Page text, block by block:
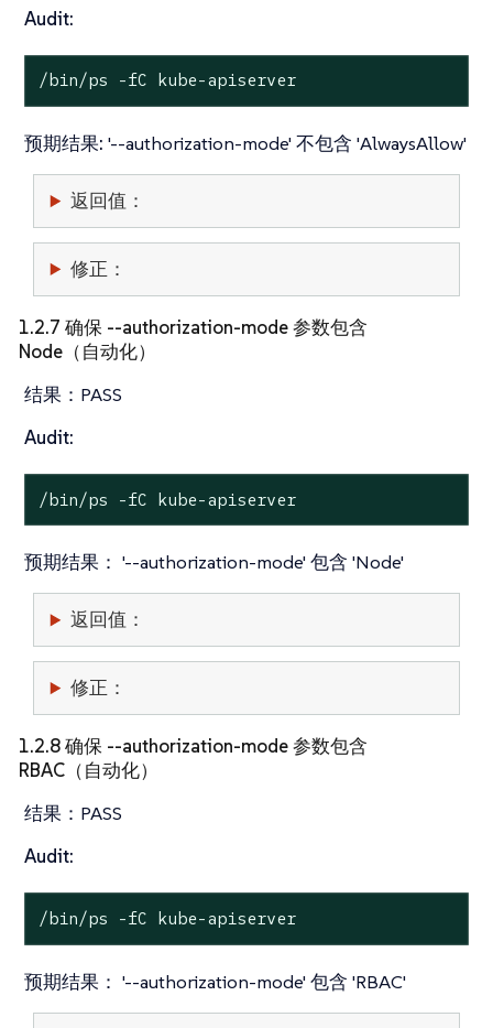
Audit:
/bin/ps -fC kube-apiserver
预期结果: '--authorization-mode' 不包含 'AlwaysAllow'
返回值：
修正：
1.2.7 确保 --authorization-mode 参数包含
Node（自动化）
结果： PASS
Audit:
/bin/ps -fC kube-apiserver
预期结果： '--authorization-mode' 包含 'Node'
返回值：
修正：
1.2.8 确保 --authorization-mode 参数包含
RBAC（自动化）
结果： PASS
Audit:
/bin/ps -fC kube-apiserver
预期结果： '--authorization-mode' 包含 'RBAC'